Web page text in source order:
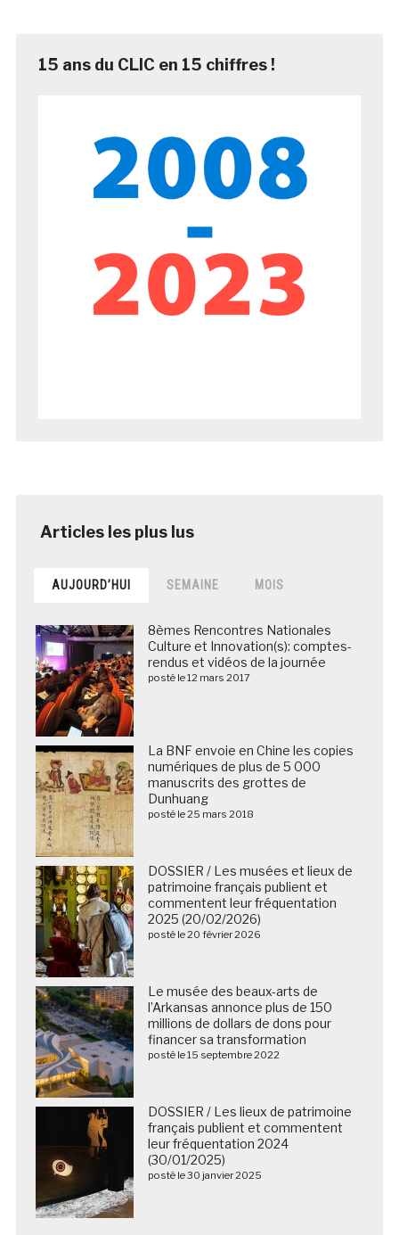
15 ans du CLIC en 15 chiffres !
AUJOURD’HUI SEMAINE MOIS
8èmes Rencontres Nationales
Culture et Innovation(s): comptes-
rendus et vidéos de la journée
posté le 12 mars 2017
La BNF envoie en Chine les copies
numériques de plus de 5 000
manuscrits des grottes de
Dunhuang
posté le 25 mars 2018
DOSSIER / Les musées et lieux de
patrimoine français publient et
commentent leur fréquentation
2025 (20/02/2026)
posté le 20 février 2026
Le musée des beaux-arts de
l’Arkansas annonce plus de 150
millions de dollars de dons pour
financer sa transformation
posté le 15 septembre 2022
DOSSIER / Les lieux de patrimoine
français publient et commentent
leur fréquentation 2024
(30/01/2025)
posté le 30 janvier 2025